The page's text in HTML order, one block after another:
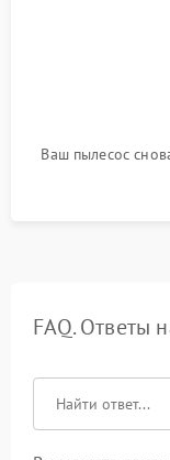
Ваш пылесос
FAQ. Ответы